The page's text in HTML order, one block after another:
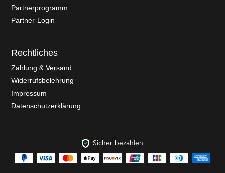
Partnerprogramm
Partner-Login
Rechtliches
Zahlung & Versand
Widerrufsbelehrung
Impressum
Datenschutzerklärung
Sicher bezahlen